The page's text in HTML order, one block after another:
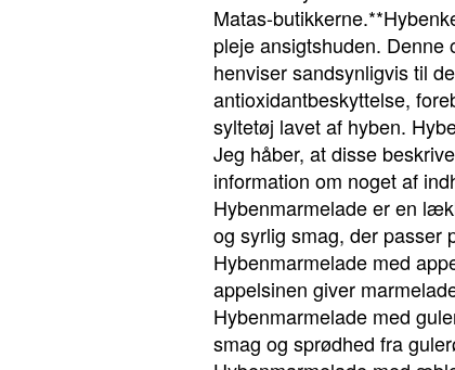
Matas-
pleje ansigtshuden.
henviser sandsynligvis til
antioxidantbeskyttelse,
syltetøj lavet af hyben.
Jeg håber, at disse
information om noget af
Hybenmarmelade er en
og syrlig smag, der passer
Hybenmarmelade med
appelsinen giver
Hybenmarmelade med
smag og sprødhed fra